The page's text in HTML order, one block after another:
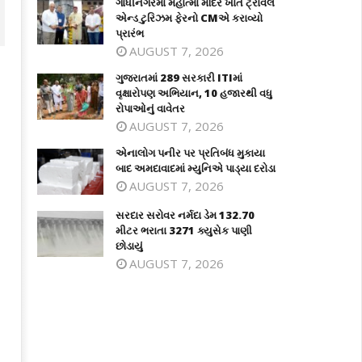
289 સરકારી ITIમાં વૃક્ષારોપણ
10 હજારથી વધુ રોપાઓનું
એનાલોગ પનીર પર પ્રતિબંધ મુકાયા બાદ
અમદાવાદમાં મ્યુનિએ પાડ્યા દરોડા
5,
એન્ડ ટુરિઝમ ફેરનો CMએ કરાવ્યો
પ્રારંભ
AUGUST 7, 2026
ગુજરાતમાં 289 સરકારી ITIમાં
વૃક્ષારોપણ અભિયાન, 10 હજારથી વધુ
રોપાઓનું વાવેતર
AUGUST 7, 2026
એનાલોગ પનીર પર પ્રતિબંધ મુકાયા
બાદ અમદાવાદમાં મ્યુનિએ પાડ્યા દરોડા
AUGUST 7, 2026
સરદાર સરોવર નર્મદા ડેમ 132.70
મીટર ભરાતા 3271 ક્યુસેક પાણી
છોડાયું
AUGUST 7, 2026